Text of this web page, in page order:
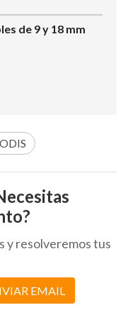
de 9 y 18 mm
y resolveremos tus
EMAIL